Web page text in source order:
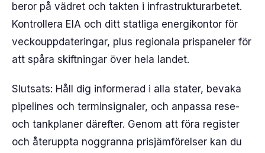
beror på vädret och takten i infrastrukturarbetet.
Kontrollera EIA och ditt statliga energikontor för
veckouppdateringar, plus regionala prispaneler för
att spåra skiftningar över hela landet.
Slutsats: Håll dig informerad i alla stater, bevaka
pipelines och terminsignaler, och anpassa rese-
och tankplaner därefter. Genom att föra register
och återuppta noggranna prisjämförelser kan du